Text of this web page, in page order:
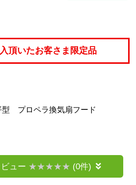
頂いたお客さま限定品
型 プロペラ換気扇フード
ュー (0件)